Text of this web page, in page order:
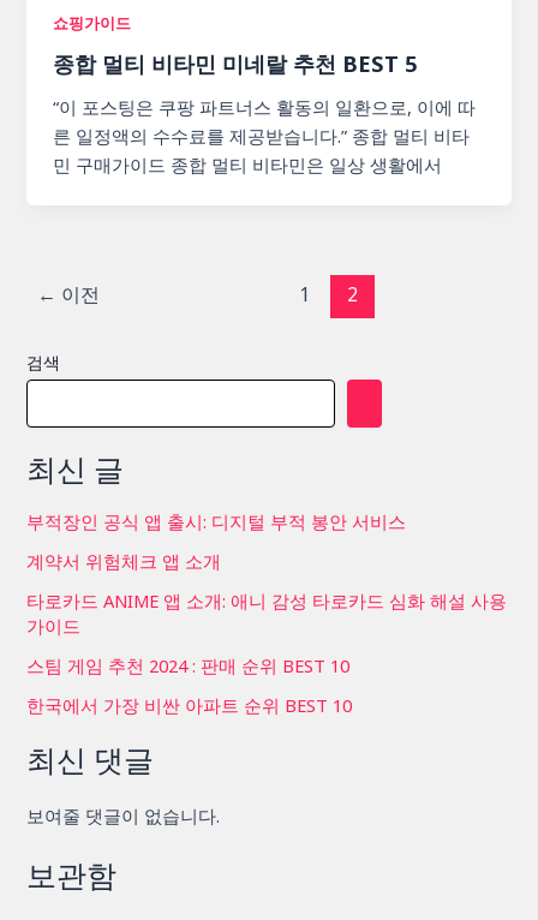
쇼핑가이드
종합 멀티 비타민 미네랄 추천 BEST 5
“이 포스팅은 쿠팡 파트너스 활동의 일환으로, 이에 따
른 일정액의 수수료를 제공받습니다.” 종합 멀티 비타
민 구매가이드 종합 멀티 비타민은 일상 생활에서
← 이전 1 2
검색
최신 글
부적장인 공식 앱 출시: 디지털 부적 봉안 서비스
계약서 위험체크 앱 소개
타로카드 ANIME 앱 소개: 애니 감성 타로카드 심화 해설 사용
가이드
스팀 게임 추천 2024 : 판매 순위 BEST 10
한국에서 가장 비싼 아파트 순위 BEST 10
최신 댓글
보여줄 댓글이 없습니다.
보관함